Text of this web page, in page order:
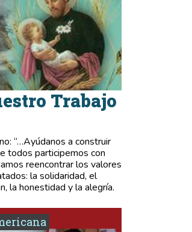
Trabajo
“…Ayúdanos a construir
todos participemos con
reencontrar los valores
la solidaridad, el
la honestidad y la alegría.